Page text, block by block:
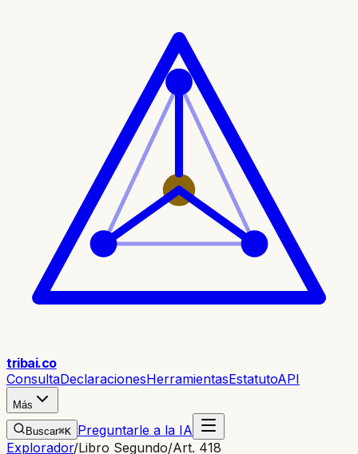
tribai.co
ConsultaDeclaracionesHerramientasEstatutoAPI
Más
Buscar⌘K Preguntarle a la IA
Explorador/Libro Segundo/Art. 418